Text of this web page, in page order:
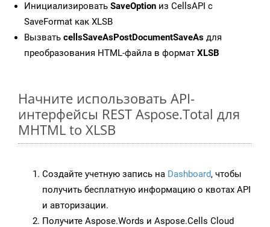
Инициализировать SaveOption из CellsAPI с
SaveFormat как XLSB
Вызвать cellsSaveAsPostDocumentSaveAs для
преобразования HTML-файла в формат XLSB
Начните использовать API-
интерфейсы REST Aspose.Total для
MHTML to XLSB
Создайте учетную запись на Dashboard, чтобы
получить бесплатную информацию о квотах API
и авторизации.
Получите Aspose.Words и Aspose.Cells Cloud